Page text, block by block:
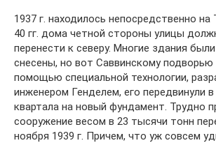
1937 г. находилось непосредственно на
40 гг. дома четной стороны улицы
перенести к северу. Многие здания
снесены, но вот Саввинскому подворью
помощью специальной технологии,
инженером Генделем, его передвинули в
квартала на новый фундамент. Трудно
сооружение весом в 23 тысячи тонн
ноября 1939 г. Причем, что уж совсем